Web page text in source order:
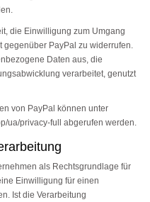
die Einwilligung zum Umgang
PayPal zu widerrufen.
Daten aus, die
verarbeitet, genutzt
von PayPal können unter
ua/privacy-full abgerufen werden.
als Rechtsgrundlage für
Einwilligung für einen
Ist die Verarbeitung